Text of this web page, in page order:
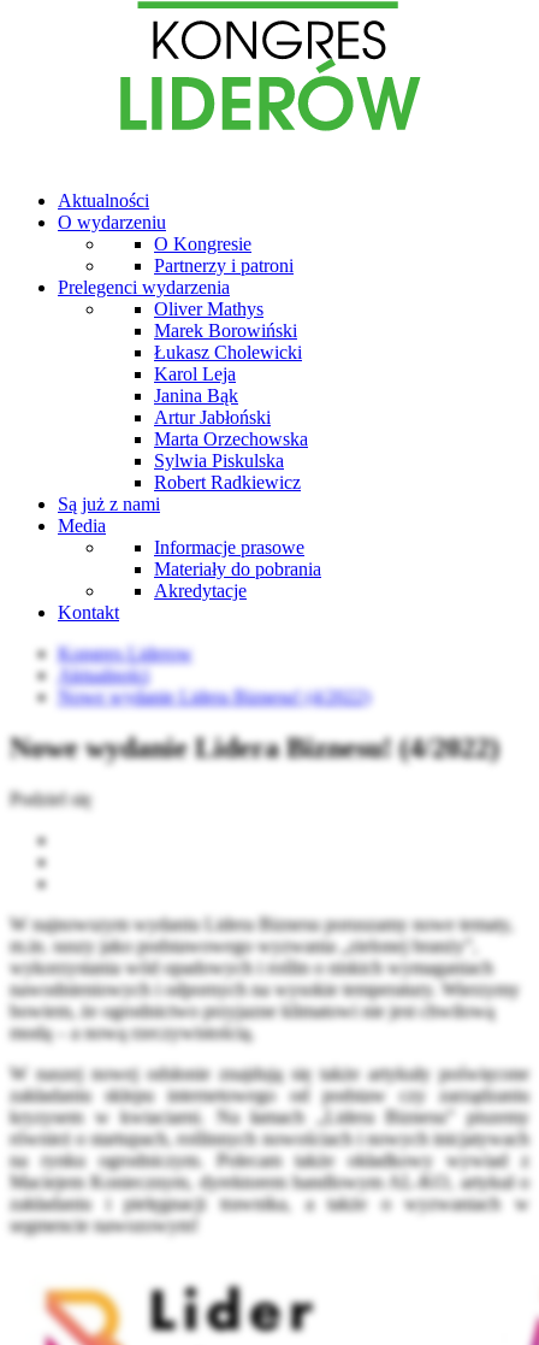
Aktualności
O wydarzeniu
O Kongresie
Partnerzy i patroni
Prelegenci wydarzenia
Oliver Mathys
Marek Borowiński
Łukasz Cholewicki
Karol Leja
Janina Bąk
Artur Jabłoński
Marta Orzechowska
Sylwia Piskulska
Robert Radkiewicz
Są już z nami
Media
Informacje prasowe
Materiały do pobrania
Akredytacje
Kontakt
Kongres Liderow
Aktualności
Nowe wydanie Lidera Biznesu! (4/2022)
Nowe wydanie Lidera Biznesu! (4/2022)
Podziel się
W najnowszym wydaniu Lidera Biznesu poruszamy nowe tematy,
m.in. suszy jako podstawowego wyzwania „zielonej branży”,
wykorzystania wód opadowych i roślin o niskich wymaganiach
nawodnieniowych i odpornych na wysokie temperatury. Wierzymy
bowiem, że ogrodnictwo przyjazne klimatowi nie jest chwilową
modą – a nową rzeczywistością.
W naszej nowej odsłonie znajdują się także artykuły poświęcone
zakładaniu sklepu internetowego od podstaw czy zarządzaniu
kryzysem w kwiaciarni. Na łamach „Lidera Biznesu” piszemy
również o startupach, roślinnych nowościach i nowych inicjatywach
na rynku ogrodniczym. Polecam także okładkowy wywiad z
Maciejem Koniecznym, dyrektorem handlowym AL-KO, artykuł o
zakładaniu i pielęgnacji trawnika, a także o wyzwaniach w
segmencie nawozowym!